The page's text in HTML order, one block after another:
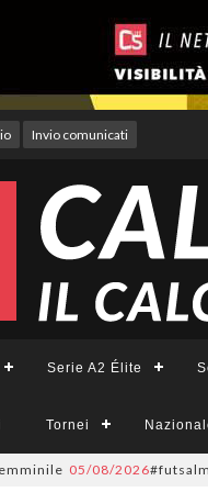
Invio comunicati
Serie A2 Élite
Tornei
05/08/2026#futsalmercato,